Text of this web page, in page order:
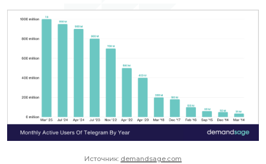
Источник: demandsage.com